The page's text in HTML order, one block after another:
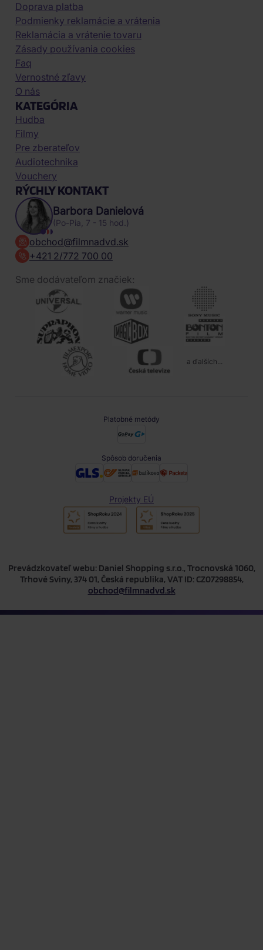
Doprava platba
Podmienky reklamácie a vrátenia
Reklamácia a vrátenie tovaru
Zásady používania cookies
Faq
Vernostné zľavy
O nás
KATEGÓRIA
Hudba
Filmy
Pre zberateľov
Audiotechnika
Vouchery
RÝCHLY KONTAKT
Barbora Danielová
(Po-Pia, 7 - 15 hod.)
obchod@filmnadvd.sk
+421 2/772 700 00
Sme dodávateľom značiek:
a ďalších...
Platobné metódy
Spôsob doručenia
Projekty EÚ
Prevádzkovateľ webu: Daniel Shopping s.r.o., Trocnovská 1060,
Trhové Sviny, 374 01, Česká republika, VAT ID: CZ07298854,
obchod@filmnadvd.sk